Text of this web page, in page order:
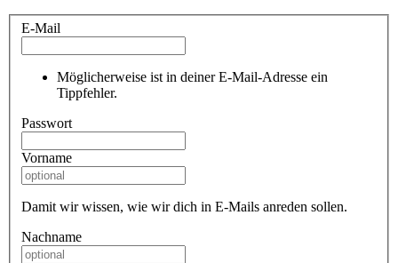
E-Mail
Möglicherweise ist in deiner E-Mail-Adresse ein
Tippfehler.
Passwort
Vorname
Damit wir wissen, wie wir dich in E-Mails anreden sollen.
Nachname